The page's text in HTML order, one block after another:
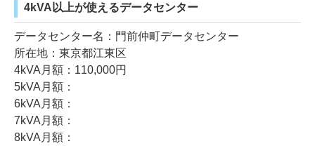
4kVA以上が使えるデータセンター
データセンター名：門前仲町データセンター
所在地：東京都江東区
4kVA月額：110,000円
5kVA月額：
6kVA月額：
7kVA月額：
8kVA月額：